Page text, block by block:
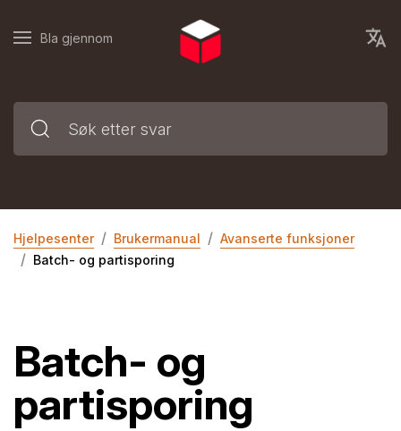
Bla gjennom
Hjelpesenter Brukermanual
Avanserte funksjoner
Batch- og partisporing
Batch- og
partisporing